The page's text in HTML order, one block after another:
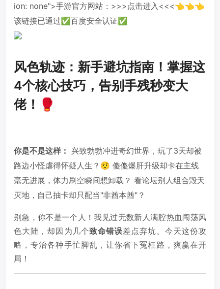
ion: none">手游官方网站：>>>点击进入<<<👈👈👈
该链接已通过✅百度安全认证✅
风色轨迹：新手避坑指南！掌握这
4个核心技巧，告别手残秒变大
佬！🥊
你是不是这样： 兴致勃勃冲进奇幻世界，玩了3天却被
路边小怪虐得怀疑人生？🤨 傻傻爆肝升级却卡在主线
毫无进展，体力刷空瞬间想卸载？ 看论坛别人组合毁天
灭地，自己抽卡却只配当"非酋本酋"？
别急，你不是一个人！我见过无数新人满腔热血闯荡风
色大陆，却因为几个致命错误差点弃坑。今天这份攻
略，专治各种手忙脚乱，让你省下冤枉路，爽赢在开
局！